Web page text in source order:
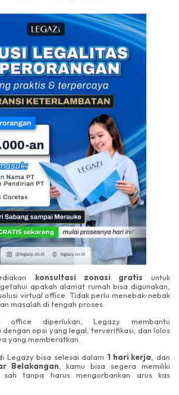
konsultasi zonasi gratis untuk
apakah alamat rumah bisa digunakan,
virtual office. Tidak perlu menebak-nebak
masalah di tengah proses.
diperlukan, Legazy membantu
dengan opsi yang legal, terverifikasi, dan lolos
yang memberatkan.
Legazy bisa selesai dalam 1 hari kerja , dan
Belakangan , kamu bisa segera memiliki
tanpa harus mengorbankan arus kas